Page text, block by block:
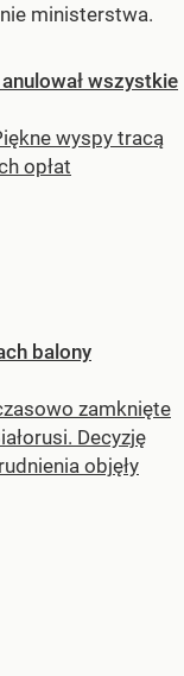
ministerstwa.
wszystkie
wyspy tracą
opłat
balony
zamknięte
Decyzję
objęły